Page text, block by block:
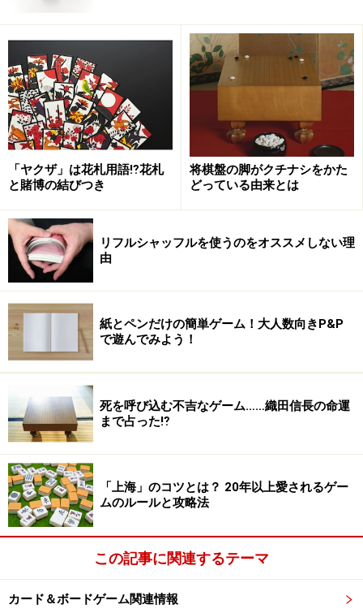
「ヤクザ」は花札用語⁉花札
と賭博の結びつき
将棋盤の脚がクチナシをかた
どっている由来とは
リフルシャッフルを使うのをオススメしない理
由
紙とペンだけの簡単ゲーム！大人数向きP&P
で遊んでみよう！
死を呼び込む不吉なゲーム……織田信長の命運
まで占った⁉︎
「上海」のコツとは？ 20年以上愛されるゲー
ムのルールと攻略法
この記事に関連するテーマ
カード＆ボードゲーム関連情報